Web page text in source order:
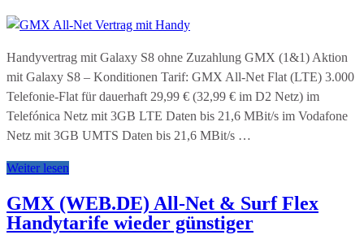
Handyvertrag mit Galaxy S8 ohne Zuzahlung GMX (1&1) Aktion
mit Galaxy S8 – Konditionen Tarif: GMX All-Net Flat (LTE) 3.000
Telefonie-Flat für dauerhaft 29,99 € (32,99 € im D2 Netz) im
Telefónica Netz mit 3GB LTE Daten bis 21,6 MBit/s im Vodafone
Netz mit 3GB UMTS Daten bis 21,6 MBit/s …
Weiter lesen
GMX (WEB.DE) All-Net & Surf Flex
Handytarife wieder günstiger